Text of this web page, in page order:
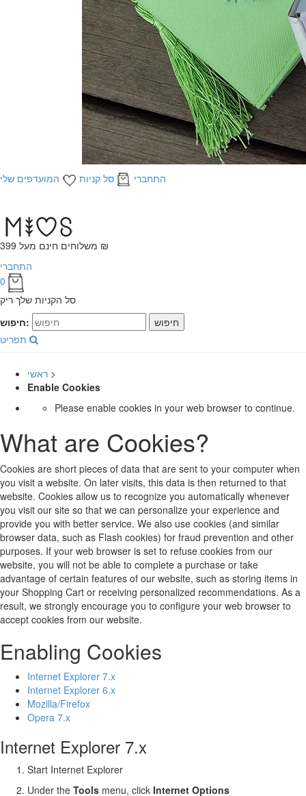
התחברי סל קניות המועדפים שלי
משלוחים חינם מעל 399 ₪
התחברי
0
סל הקניות שלך ריק
חיפוש:
חיפוש
תפריט
ראשי >
Enable Cookies
Please enable cookies in your web browser to continue.
What are Cookies?
Cookies are short pieces of data that are sent to your computer when
you visit a website. On later visits, this data is then returned to that
website. Cookies allow us to recognize you automatically whenever
you visit our site so that we can personalize your experience and
provide you with better service. We also use cookies (and similar
browser data, such as Flash cookies) for fraud prevention and other
purposes. If your web browser is set to refuse cookies from our
website, you will not be able to complete a purchase or take
advantage of certain features of our website, such as storing items in
your Shopping Cart or receiving personalized recommendations. As a
result, we strongly encourage you to configure your web browser to
accept cookies from our website.
Enabling Cookies
Internet Explorer 7.x
Internet Explorer 6.x
Mozilla/Firefox
Opera 7.x
Internet Explorer 7.x
Start Internet Explorer
Under the Tools menu, click Internet Options